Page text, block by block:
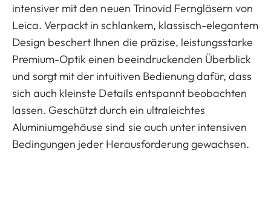
intensiver mit den neuen Trinovid Ferngläsern von
Leica. Verpackt in schlankem, klassisch-elegantem
Design beschert Ihnen die präzise, leistungsstarke
Premium-Optik einen beeindruckenden Überblick
und sorgt mit der intuitiven Bedienung dafür, dass
sich auch kleinste Details entspannt beobachten
lassen. Geschützt durch ein ultraleichtes
Aluminiumgehäuse sind sie auch unter intensiven
Bedingungen jeder Herausforderung gewachsen.